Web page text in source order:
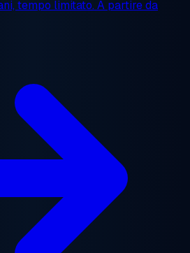
tempo limitato. A partire da